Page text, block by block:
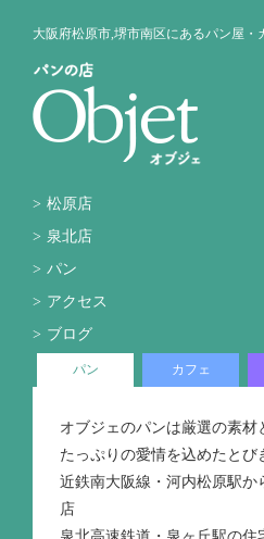
大阪府松原市,堺市南区にあるパン屋
松原店
泉北店
パン
アクセス
ブログ
パン カフェ
オブジェのパンは厳選の素材
たっぷりの愛情を込めたとび
近鉄南大阪線・河内松原駅か
店